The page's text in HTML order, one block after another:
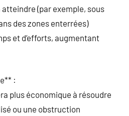
(par exemple, sous
des zones enterrées)
et d’efforts, augmentant
:
plus économique à résoudre
ou une obstruction